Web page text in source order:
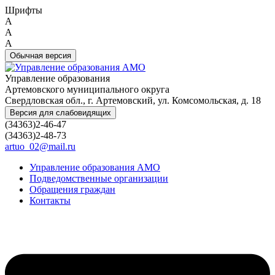
Шрифты
A
A
A
Обычная версия
Управление образования
Артемовского муниципального округа
Свердловская обл., г. Артемовский, ул. Комсомольская, д. 18
Версия для слабовидящих
(34363)2-46-47
(34363)2-48-73
artuo_02@mail.ru
Управление образования АМО
Подведомственные организации
Обращения граждан
Контакты